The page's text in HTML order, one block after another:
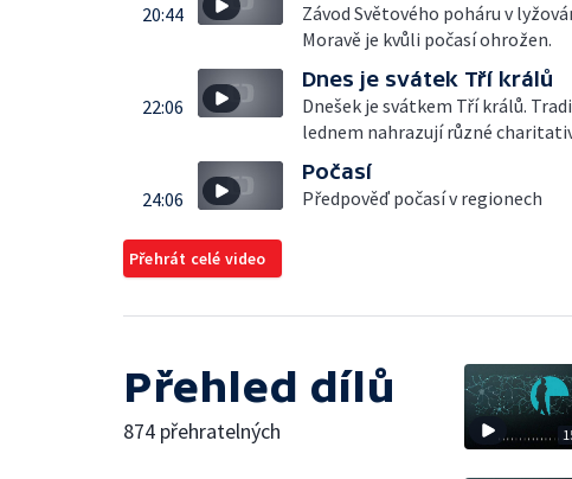
20:44
Závod Světového poháru v
Moravě je kvůli počasí ohrožen.
22:06
Dnes je svátek Tří králů
Dnešek je svátkem Tří králů.
lednem nahrazují různé
24:06
Počasí
Předpověď počasí v regionech
Přehrát celé video
Přehled dílů
874 přehratelných